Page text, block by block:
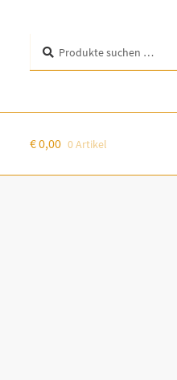
nach:
€0,00 0 Artikel